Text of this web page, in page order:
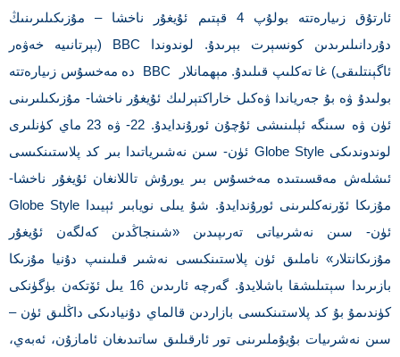
ئارتۇق زىيارەتتە بولۇپ 4 قېتىم ئۇيغۇر ناخشا – مۇزىكىلىرىنىڭ
دۇردانىلىرىدىن كونسېرت بېرىدۇ. لوندوندا BBC (بېرتانىيە خەۋەر
ئاگېنتلىقى) غا تەكلىپ قىلىدۇ. مېھمانلار BBC دە مەخسۇس زىيارەتتە
بولىدۇ ۋە بۇ جەرياندا ۋەكىل خاراكتېرلىك ئۇيغۇر ناخشا- مۇزىكىلىرىنى
ئۈن ۋە سىنگە ئېلىنىشى ئۇچۇن ئورۇندايدۇ. 22- ۋە 23 ماي كۈنلىرى
لوندوندىكى Globe Style ئۈن- سىن نەشىرياتىدا بىر كد پلاستىنكىسى
ئىشلەش مەقسىتىدە مەخسۇس بىر يورۇش تاللانغان ئۇيغۇر ناخشا-
مۇزىكا ئۆرنەكلىرىنى ئورۇندايدۇ. شۇ يىلى نويابىر ئېيىدا Globe Style
ئۈن- سىن نەشرىياتى تەرىپىدىن «شىنجاڭدىن كەلگەن ئۇيغۇر
مۇزىكانتلار» ناملىق ئۈن پلاستىنكىسى نەشىر قىلىنىپ دۇنيا مۇزىكا
بازىرىدا سېتىلىشقا باشلايدۇ. گەرچە ئارىدىن 16 يىل ئۆتكەن بۈگۈنكى
كۈندىمۇ بۇ كد پلاستىنكىسى بازاردىن قالماي دۇنيادىكى داڭلىق ئۈن –
سىن نەشرىيات بۇيۇملىرىنى تور ئارقىلىق ساتىدىغان ئامازۇن، ئەبەي،